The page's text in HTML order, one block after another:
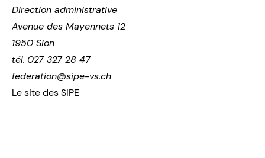
Direction administrative
Avenue des Mayennets 12
1950 Sion
tél. 027 327 28 47
federation@sipe-vs.ch
Le site des SIPE